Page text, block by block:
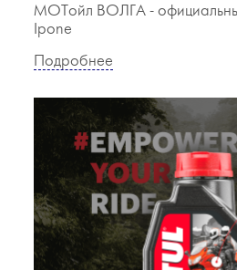
МОТойл ВОЛГА -
Ipone
Подробнее